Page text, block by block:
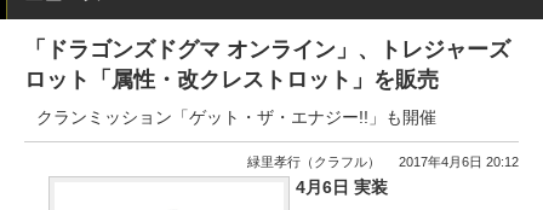
「ドラゴンズドグマ オンライン」、トレジャーズ
ロット「属性・改クレストロット」を販売
クランミッション「ゲット・ザ・エナジー!!」も開催
緑里孝行（クラフル） 2017年4月6日 20:12
4月6日 実装